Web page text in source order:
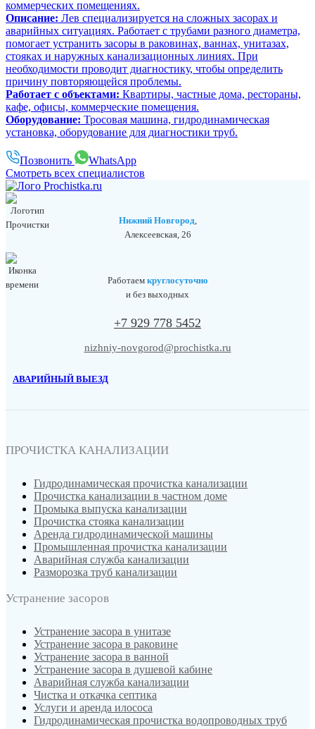
коммерческих помещениях.
Описание: Лев специализируется на сложных засорах и
аварийных ситуациях. Работает с трубами разного диаметра,
помогает устранить засоры в раковинах, ваннах, унитазах,
стояках и наружных канализационных линиях. При
необходимости проводит диагностику, чтобы определить
причину повторяющейся проблемы.
Работает с объектами: Квартиры, частные дома, рестораны,
кафе, офисы, коммерческие помещения.
Оборудование: Тросовая машина, гидродинамическая
установка, оборудование для диагностики труб.
Позвонить
WhatsApp
Смотреть всех специалистов
Нижний Новгород
Алексеевская, 26
Работаем круглосуточно
и без выходных
+7 929 778 5452
nizhniy-novgorod@prochistka.ru
АВАРИЙНЫЙ ВЫЕЗД
ПРОЧИСТКА КАНАЛИЗАЦИИ
Гидродинамическая прочистка канализации
Прочистка канализации в частном доме
Промыка выпуска канализации
Прочистка стояка канализации
Аренда гидродинамической машины
Промышленная прочистка канализации
Аварийная служба канализации
Разморозка труб канализации
Устранение засоров
Устранение засора в унитазе
Устранение засора в раковине
Устранение засора в ванной
Устранение засора в душевой кабине
Аварийная служба канализации
Чистка и откачка септика
Услуги и аренда илососа
Гидродинамическая прочистка водопроводных труб